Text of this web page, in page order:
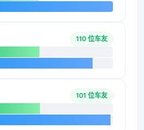
110 位车友
101 位车友